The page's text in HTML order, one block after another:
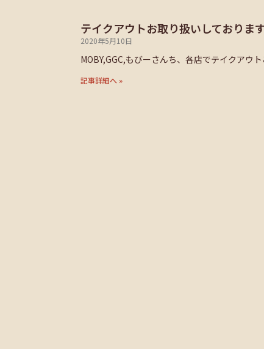
テイクアウトお取り扱いしておりま
2020年5月10日
MOBY,GGC,もびーさんち、各店でテイクアウ
記事詳細へ »